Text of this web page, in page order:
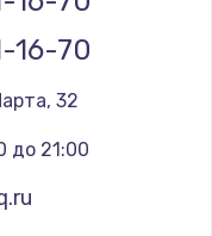
16-70
32
до 21:00